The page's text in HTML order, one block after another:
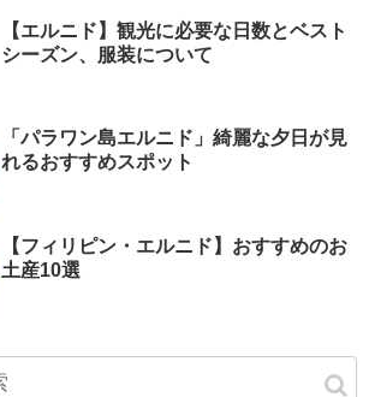
【エルニド】観光に必要な日数とベスト
シーズン、服装について
「パラワン島エルニド」綺麗な夕日が見
れるおすすめスポット
【フィリピン・エルニド】おすすめのお
土産10選